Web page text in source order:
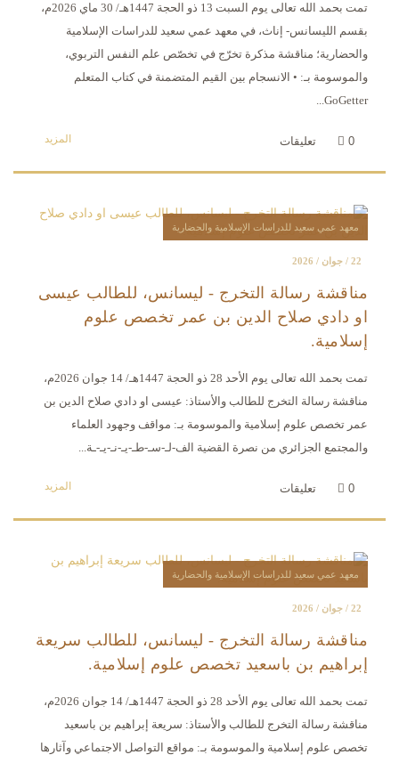
تمت بحمد الله تعالى يوم السبت 13 ذو الحجة 1447هـ/ 30 ماي 2026م،
بقسم الليسانس- إناث، في معهد عمي سعيد للدراسات الإسلامية
والحضارية؛ مناقشة مذكرة تخرّج في تخصّص علم النفس التربوي،
والموسومة بـ: • الانسجام بين القيم المتضمنة في كتاب المتعلم
GoGetter...
المزيد 0 تعليقات
معهد عمي سعيد للدراسات الإسلامية والحضارية
مناقشة رسالة التخرج - ليسانس، للطالب عيسى
او دادي صلاح الدين بن عمر تخصص علوم
إسلامية.
تمت بحمد الله تعالى يوم الأحد 28 ذو الحجة 1447هـ/ 14 جوان 2026م،
مناقشة رسالة التخرج للطالب والأستاذ: عيسى او دادي صلاح الدين بن
عمر تخصص علوم إسلامية والموسومة بـ: مواقف وجهود العلماء
والمجتمع الجزائري من نصرة القضية الف-لـ-سـ-طـ-يـ-نـ-يـ-ـة...
المزيد 0 تعليقات
معهد عمي سعيد للدراسات الإسلامية والحضارية
مناقشة رسالة التخرج - ليسانس، للطالب سريعة
إبراهيم بن باسعيد تخصص علوم إسلامية.
تمت بحمد الله تعالى يوم الأحد 28 ذو الحجة 1447هـ/ 14 جوان 2026م،
مناقشة رسالة التخرج للطالب والأستاذ: سريعة إبراهيم بن باسعيد
تخصص علوم إسلامية والموسومة بـ: مواقع التواصل الاجتماعي وآثارها